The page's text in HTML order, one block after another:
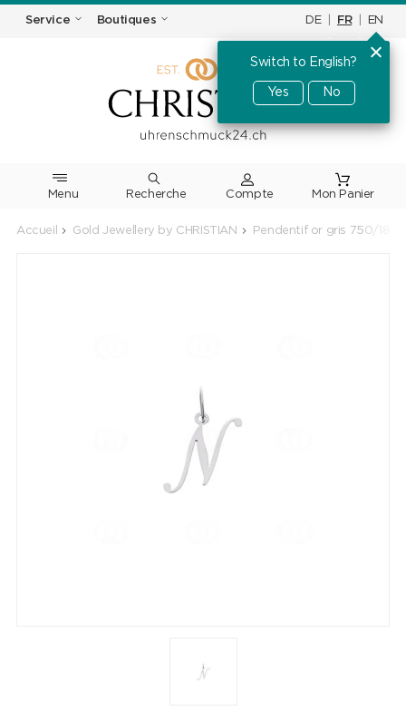
Service Boutiques DE FR EN
Switch to English?
Yes No
Menu Recherche
Accueil Gold Jewellery by CHRISTIAN Pendentif or gris 750/18